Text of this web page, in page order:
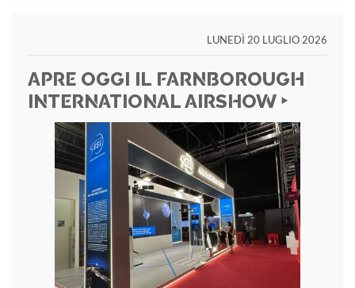
LUNEDÌ 20 LUGLIO 2026
APRE OGGI IL FARNBOROUGH
INTERNATIONAL AIRSHOW ‣